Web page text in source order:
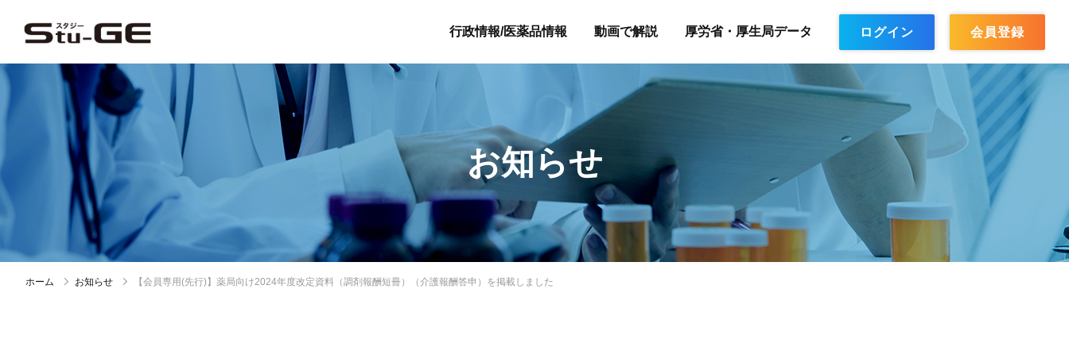
行政情報/医薬品情報 動画で解説 厚労省・厚生局データ ログイン 会員登録
お知らせ
ホーム お知らせ 【会員専用(先行)】薬局向け2024年度改定資料（調剤報酬短冊）（介護報酬答申）を掲載しました